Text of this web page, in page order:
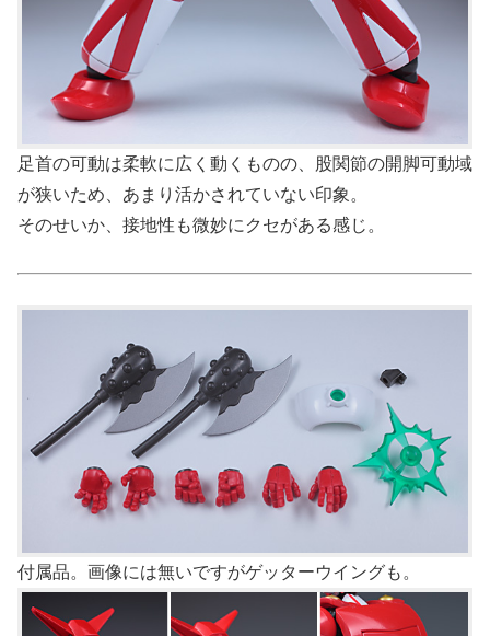
足首の可動は柔軟に広く動くものの、股関節の開脚可動域
が狭いため、あまり活かされていない印象。
そのせいか、接地性も微妙にクセがある感じ。
付属品。画像には無いですがゲッターウイングも。